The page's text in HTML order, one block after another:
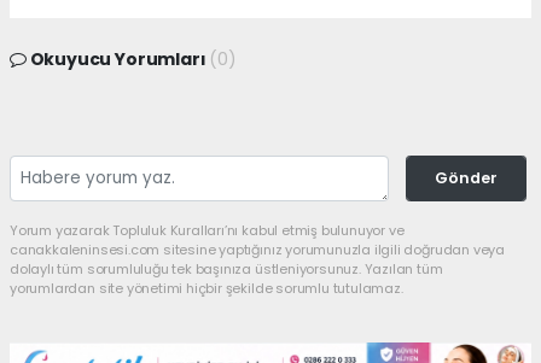
Okuyucu Yorumları (0)
Gönder
Yorum yazarak Topluluk Kuralları’nı kabul etmiş bulunuyor ve
canakkaleninsesi.com sitesine yaptığınız yorumunuzla ilgili doğrudan veya
dolaylı tüm sorumluluğu tek başınıza üstleniyorsunuz. Yazılan tüm
yorumlardan site yönetimi hiçbir şekilde sorumlu tutulamaz.